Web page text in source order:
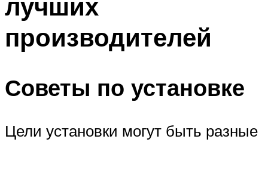
производителей
Советы по установке
Цели установки могут быть разные